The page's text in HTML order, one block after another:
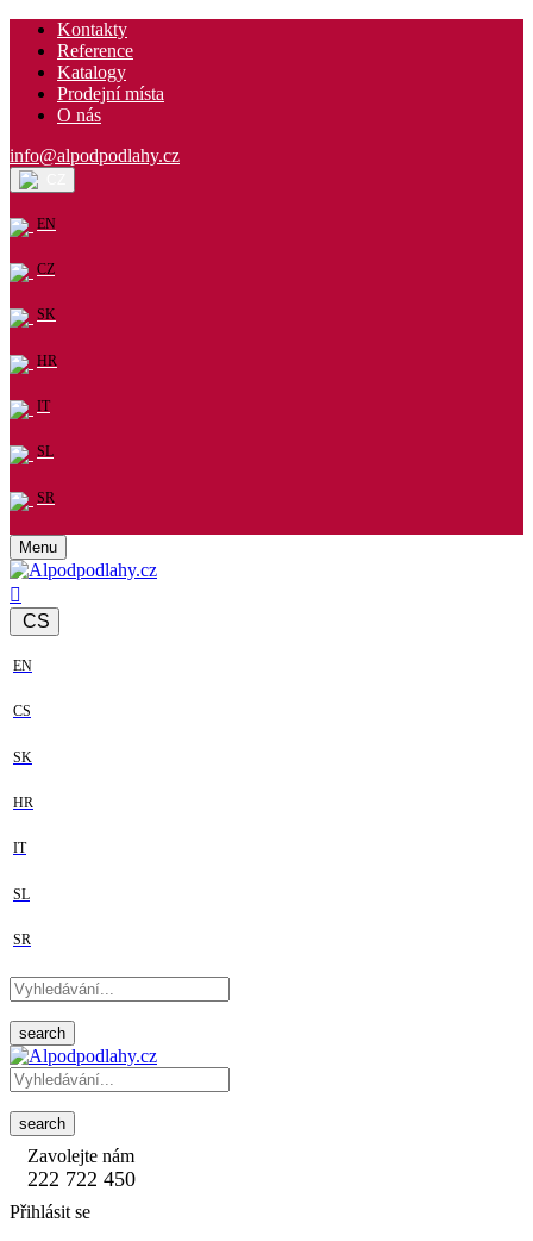
Kontakty
Reference
Katalogy
Prodejní místa
O nás
info@alpodpodlahy.cz
EN
CZ
SK
HR
IT
SL
SR
Menu
CS
EN
CS
SK
HR
IT
SL
SR
search
search
Zavolejte nám
222 722 450
Přihlásit se